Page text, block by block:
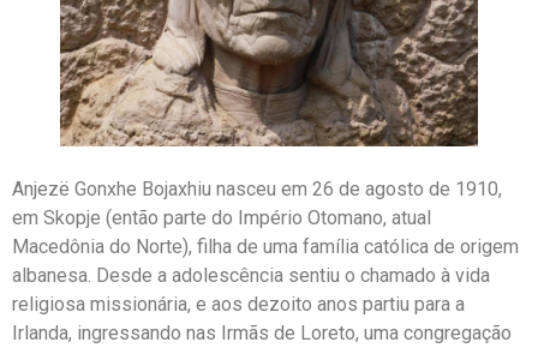
Anjezë Gonxhe Bojaxhiu nasceu em 26 de agosto de 1910,
em Skopje (então parte do Império Otomano, atual
Macedônia do Norte), filha de uma família católica de origem
albanesa. Desde a adolescência sentiu o chamado à vida
religiosa missionária, e aos dezoito anos partiu para a
Irlanda, ingressando nas Irmãs de Loreto, uma congregação